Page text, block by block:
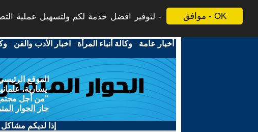
موافق - OK
لتوفير افضل خدمة لكم ولتسهيل عملية
أخبار عامة -وكالة أنباء المرأة - اخبار الأدب والفن -
الموقع
يسارية،
"من أجل
حاز الحوار
إذا لديكم